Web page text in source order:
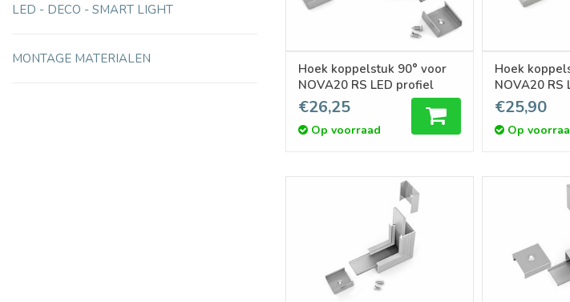
LED - DECO - SMART LIGHT
MONTAGE MATERIALEN
Hoek koppelstuk 90° voor
NOVA20 RS LED profiel
€26,25
Op voorraad
Hoek
NOVA20 RS
€25,90
Op